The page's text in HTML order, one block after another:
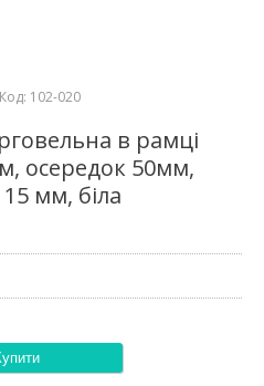
Код: 102-020
в рамці
осередок 50мм,
мм, біла